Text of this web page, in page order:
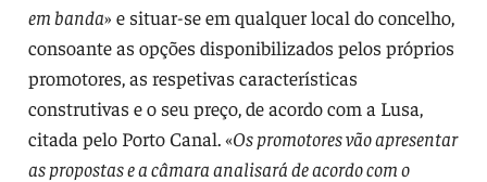
em banda» e situar-se em qualquer local do concelho,
consoante as opções disponibilizados pelos próprios
promotores, as respetivas características
construtivas e o seu preço, de acordo com a Lusa,
citada pelo Porto Canal. «Os promotores vão apresentar
as propostas e a câmara analisará de acordo com o